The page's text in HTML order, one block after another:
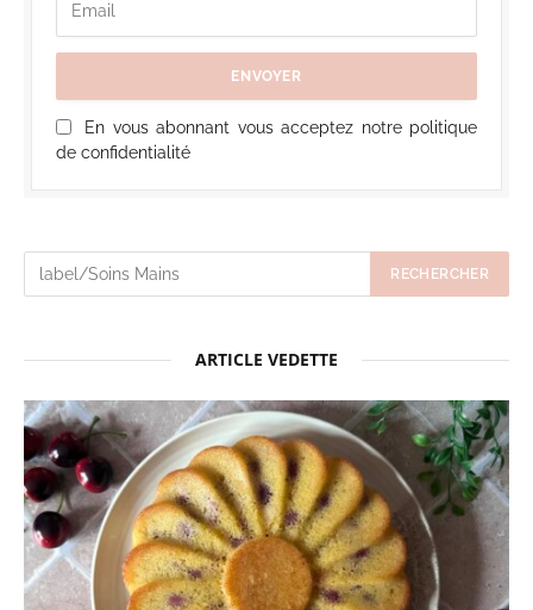
En vous abonnant vous acceptez notre politique
de confidentialité
ARTICLE VEDETTE